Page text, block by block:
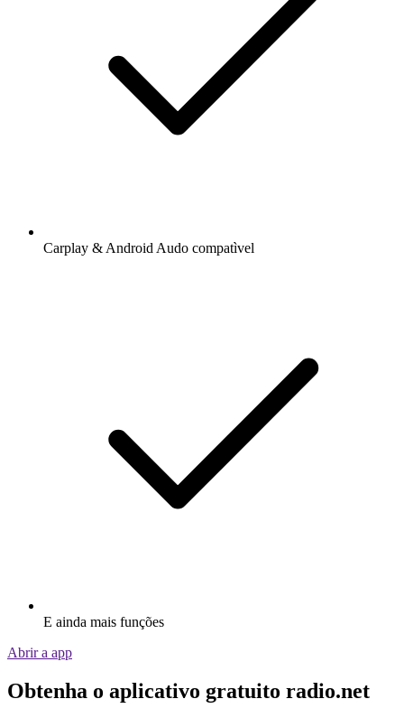
Carplay & Android Audo compatìvel
E ainda mais funções
Abrir a app
Obtenha o aplicativo gratuito radio.net